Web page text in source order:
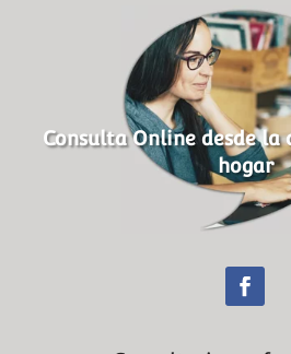
Consulta Online desde la
hogar